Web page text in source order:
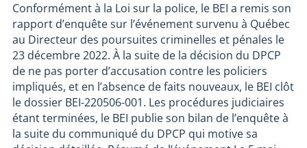
Conformément à la Loi sur la police, le BEI a remis son
rapport d’enquête sur l’événement survenu à Québec
au Directeur des poursuites criminelles et pénales le
23 décembre 2022. À la suite de la décision du DPCP
de ne pas porter d’accusation contre les policiers
impliqués, et en l’absence de faits nouveaux, le BEI clôt
le dossier BEI-220506-001. Les procédures judiciaires
étant terminées, le BEI publie son bilan de l’enquête à
la suite du communiqué du DPCP qui motive sa